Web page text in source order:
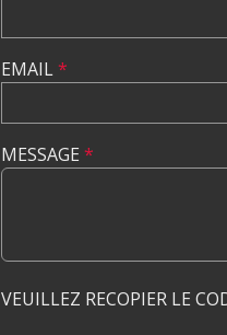
EMAIL*
MESSAGE *
VEUILLEZ RECOPIER LE